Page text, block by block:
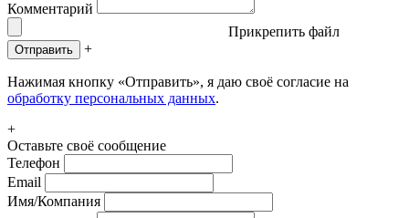
Комментарий
Прикрепить файл
Отправить +
Нажимая кнопку «Отправить», я даю своё согласие на
обработку персональных данных.
+
Оставьте своё сообщение
Телефон
Email
Имя/Компания